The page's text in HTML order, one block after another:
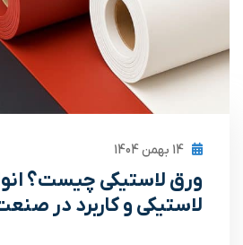
ورق لاستیکی چیست؟
لاستیکی و کاربرد در